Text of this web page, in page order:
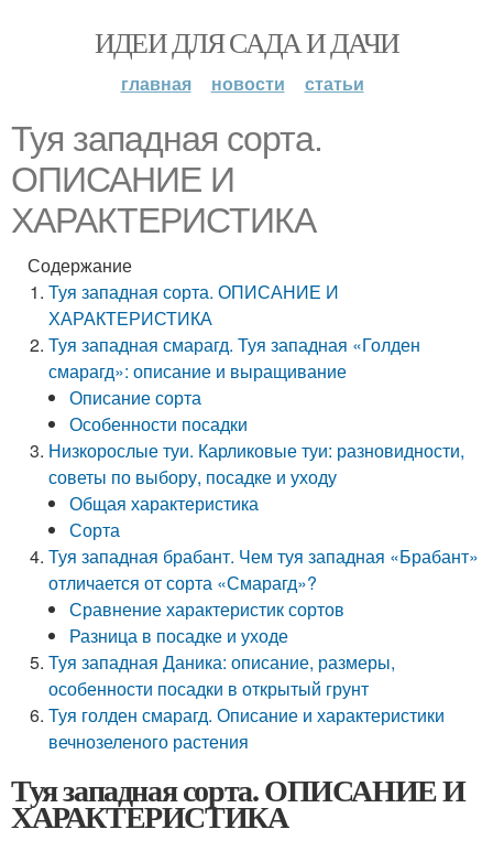
ИДЕИ ДЛЯ САДА И ДАЧИ
главная новости статьи
Туя западная сорта.
ОПИСАНИЕ И
ХАРАКТЕРИСТИКА
Содержание
Туя западная сорта. ОПИСАНИЕ И
ХАРАКТЕРИСТИКА
Туя западная смарагд. Туя западная «Голден
смарагд»: описание и выращивание
Описание сорта
Особенности посадки
Низкорослые туи. Карликовые туи: разновидности,
советы по выбору, посадке и уходу
Общая характеристика
Сорта
Туя западная брабант. Чем туя западная «Брабант»
отличается от сорта «Смарагд»?
Сравнение характеристик сортов
Разница в посадке и уходе
Туя западная Даника: описание, размеры,
особенности посадки в открытый грунт
Туя голден смарагд. Описание и характеристики
вечнозеленого растения
Туя западная сорта. ОПИСАНИЕ И
ХАРАКТЕРИСТИКА